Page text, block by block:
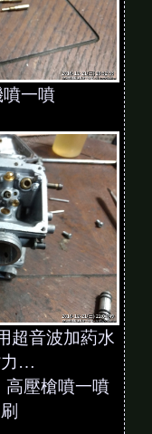
一噴
超音波加葯水
力…
高壓槍噴一噴